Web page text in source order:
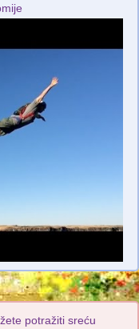
potražiti sreću